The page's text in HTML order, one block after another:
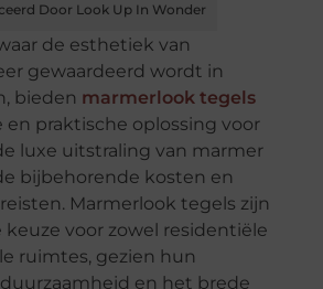
Door Look Up In Wonder
de esthetiek van
gewaardeerd wordt in
bieden marmerlook tegels
en praktische oplossing voor
luxe uitstraling van marmer
bijbehorende kosten en
Marmerlook tegels zijn
voor zowel residentiële
ruimtes, gezien hun
en het brede